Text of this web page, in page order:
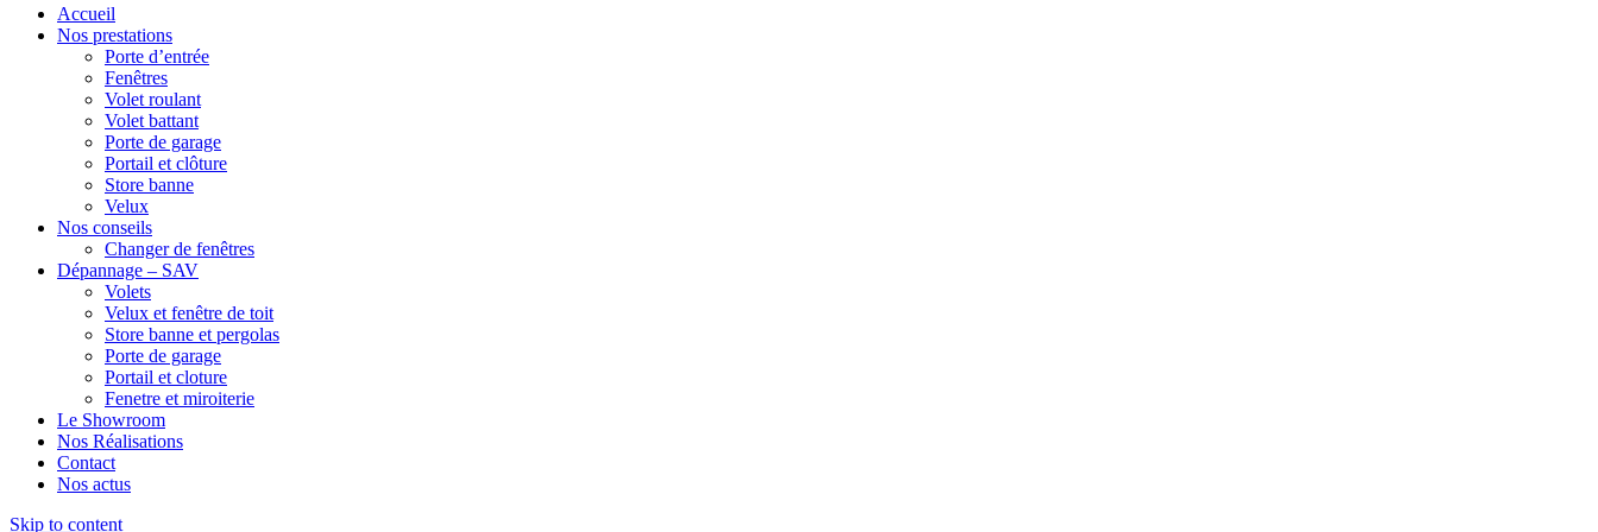
Accueil
Nos prestations
Porte d’entrée
Fenêtres
Volet roulant
Volet battant
Porte de garage
Portail et clôture
Store banne
Velux
Nos conseils
Changer de fenêtres
Dépannage – SAV
Volets
Velux et fenêtre de toit
Store banne et pergolas
Porte de garage
Portail et cloture
Fenetre et miroiterie
Le Showroom
Nos Réalisations
Contact
Nos actus
Skip to content